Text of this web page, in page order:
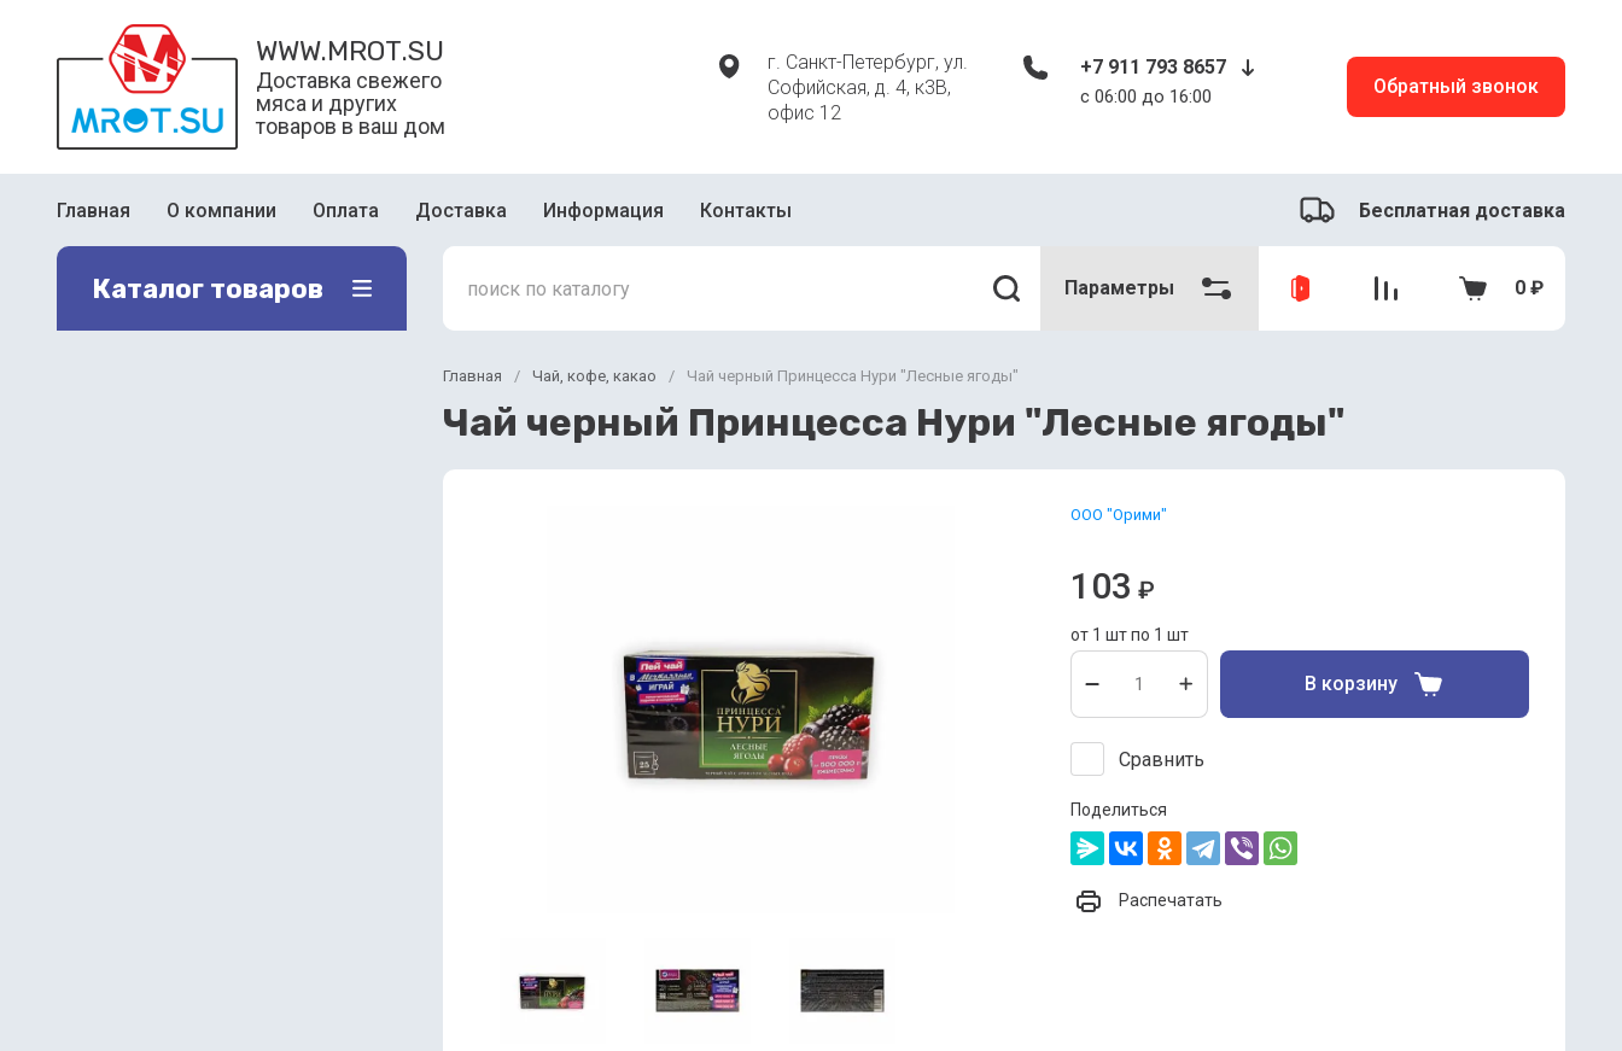
WWW.MROT.SU
Доставка свежего
мяса и других
товаров в ваш дом
г. Санкт-Петербург, ул.
Софийская, д. 4, к3В,
офис 12
+7 911 793 8657
c 06:00 до 16:00 Обратный звонок
Главная О компании Оплата Доставка Информация Контакты Бесплатная доставка
Каталог товаров Параметры 0 ₽
Главная / Чай, кофе, какао / Чай черный Принцесса Нури "Лесные ягоды"
Чай черный Принцесса Нури "Лесные ягоды"
ООО "Орими"
103 ₽
от 1 шт по 1 шт
В корзину
Сравнить
Поделиться
Распечатать